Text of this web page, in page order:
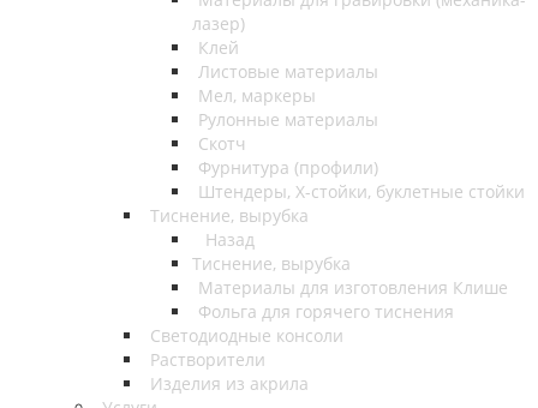
лазер)
Клей
Листовые материалы
Мел, маркеры
Рулонные материалы
Скотч
Фурнитура (профили)
Штендеры, Х-стойки, буклетные стойки
Тиснение, вырубка
Назад
Тиснение, вырубка
Материалы для изготовления Клише
Фольга для горячего тиснения
Светодиодные консоли
Растворители
Изделия из акрила